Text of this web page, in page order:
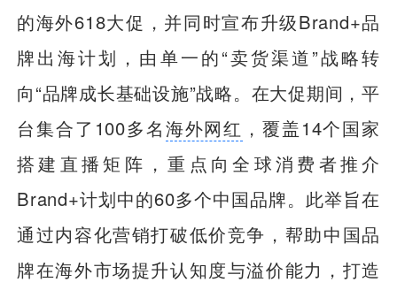
的海外618大促，并同时宣布升级Brand+品
牌出海计划，由单一的“卖货渠道”战略转
向“品牌成长基础设施”战略。在大促期间，平
台集合了100多名海外网红 ，覆盖14个国家
搭建直播矩阵，重点向全球消费者推介
Brand+计划中的60多个中国品牌。此举旨在
通过内容化营销打破低价竞争，帮助中国品
牌在海外市场提升认知度与溢价能力，打造